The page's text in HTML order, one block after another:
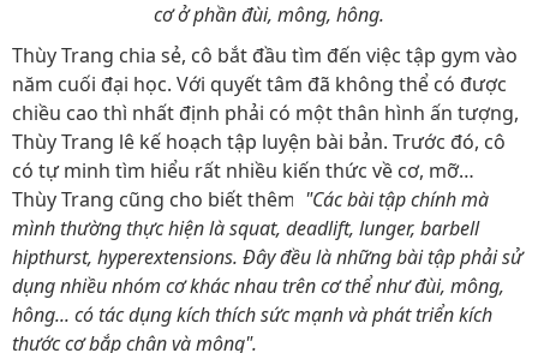
cơ ở phần đùi, mông, hông.
Thùy Trang chia sẻ, cô bắt đầu tìm đến việc tập gym vào
năm cuối đại học. Với quyết tâm đã không thể có được
chiều cao thì nhất định phải có một thân hình ấn tượng,
Thùy Trang lê kế hoạch tập luyện bài bản. Trước đó, cô
có tự minh tìm hiểu rất nhiều kiến thức về cơ, mỡ…
Thùy Trang cũng cho biết thêm: "Các bài tập chính mà
mình thường thực hiện là squat, deadlift, lunger, barbell
hipthurst, hyperextensions. Đây đều là những bài tập phải sử
dụng nhiều nhóm cơ khác nhau trên cơ thể như đùi, mông,
hông... có tác dụng kích thích sức mạnh và phát triển kích
thước cơ bắp chân và mông".